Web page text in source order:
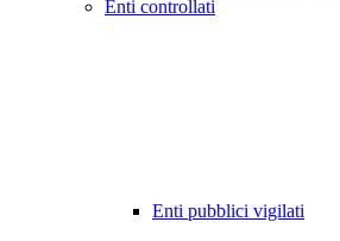
Enti controllati
Enti pubblici vigilati